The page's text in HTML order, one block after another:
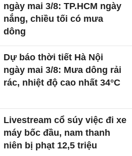
ngày mai 3/8: TP.HCM ngày
nắng, chiều tối có mưa
dông
Dự báo thời tiết Hà Nội
ngày mai 3/8: Mưa dông rải
rác, nhiệt độ cao nhất 34°C
Livestream cổ súy việc đi xe
máy bốc đầu, nam thanh
niên bị phạt 12,5 triệu